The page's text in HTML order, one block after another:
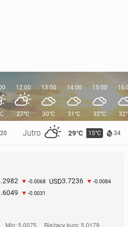
20 Jutro 29°C 15°C 34
12:00
27°C
13:00
30°C
14:00
31°C
15:00
32°C
-0.0068 USD3.7236 -0.0084
-0.0031